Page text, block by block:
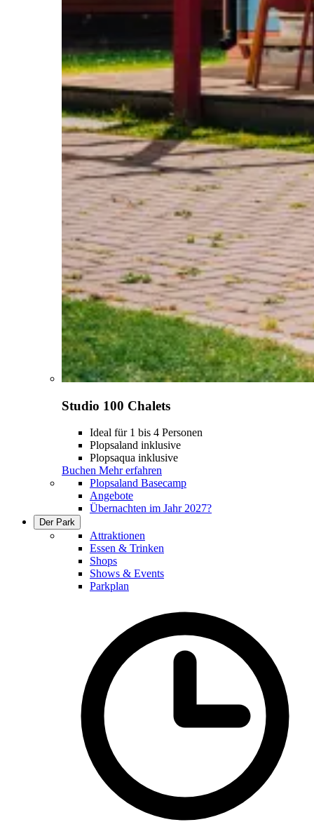
Studio 100 Chalets
Ideal für 1 bis 4 Personen
Plopsaland inklusive
Plopsaqua inklusive
Buchen Mehr erfahren
Plopsaland Basecamp
Angebote
Übernachten im Jahr 2027?
Der Park
Attraktionen
Essen & Trinken
Shops
Shows & Events
Parkplan